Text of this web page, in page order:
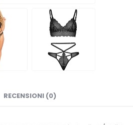
RECENSIONI (0)